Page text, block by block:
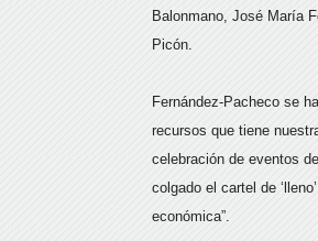
Balonmano, José María
Picón.
Fernández-Pacheco se
recursos que tiene
celebración de eventos
colgado el cartel de
económica”.